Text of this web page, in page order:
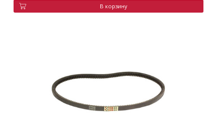
В корзину